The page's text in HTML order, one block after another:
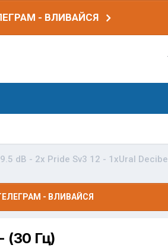
- ВЛИВАЙСЯ
dB - 2x Pride Sv3 12 - 1xUral
- ВЛИВАЙСЯ
(30 Гц)